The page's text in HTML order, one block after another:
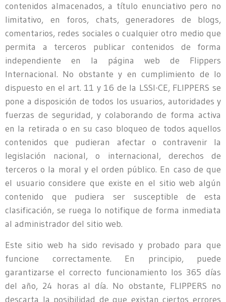
contenidos almacenados, a título enunciativo pero no
limitativo, en foros, chats, generadores de blogs,
comentarios, redes sociales o cualquier otro medio que
permita a terceros publicar contenidos de forma
independiente en la página web de Flippers
Internacional. No obstante y en cumplimiento de lo
dispuesto en el art. 11 y 16 de la LSSI-CE, FLIPPERS se
pone a disposición de todos los usuarios, autoridades y
fuerzas de seguridad, y colaborando de forma activa
en la retirada o en su caso bloqueo de todos aquellos
contenidos que pudieran afectar o contravenir la
legislación nacional, o internacional, derechos de
terceros o la moral y el orden público. En caso de que
el usuario considere que existe en el sitio web algún
contenido que pudiera ser susceptible de esta
clasificación, se ruega lo notifique de forma inmediata
al administrador del sitio web.
Este sitio web ha sido revisado y probado para que
funcione correctamente. En principio, puede
garantizarse el correcto funcionamiento los 365 días
del año, 24 horas al día. No obstante, FLIPPERS no
descarta la posibilidad de que existan ciertos errores